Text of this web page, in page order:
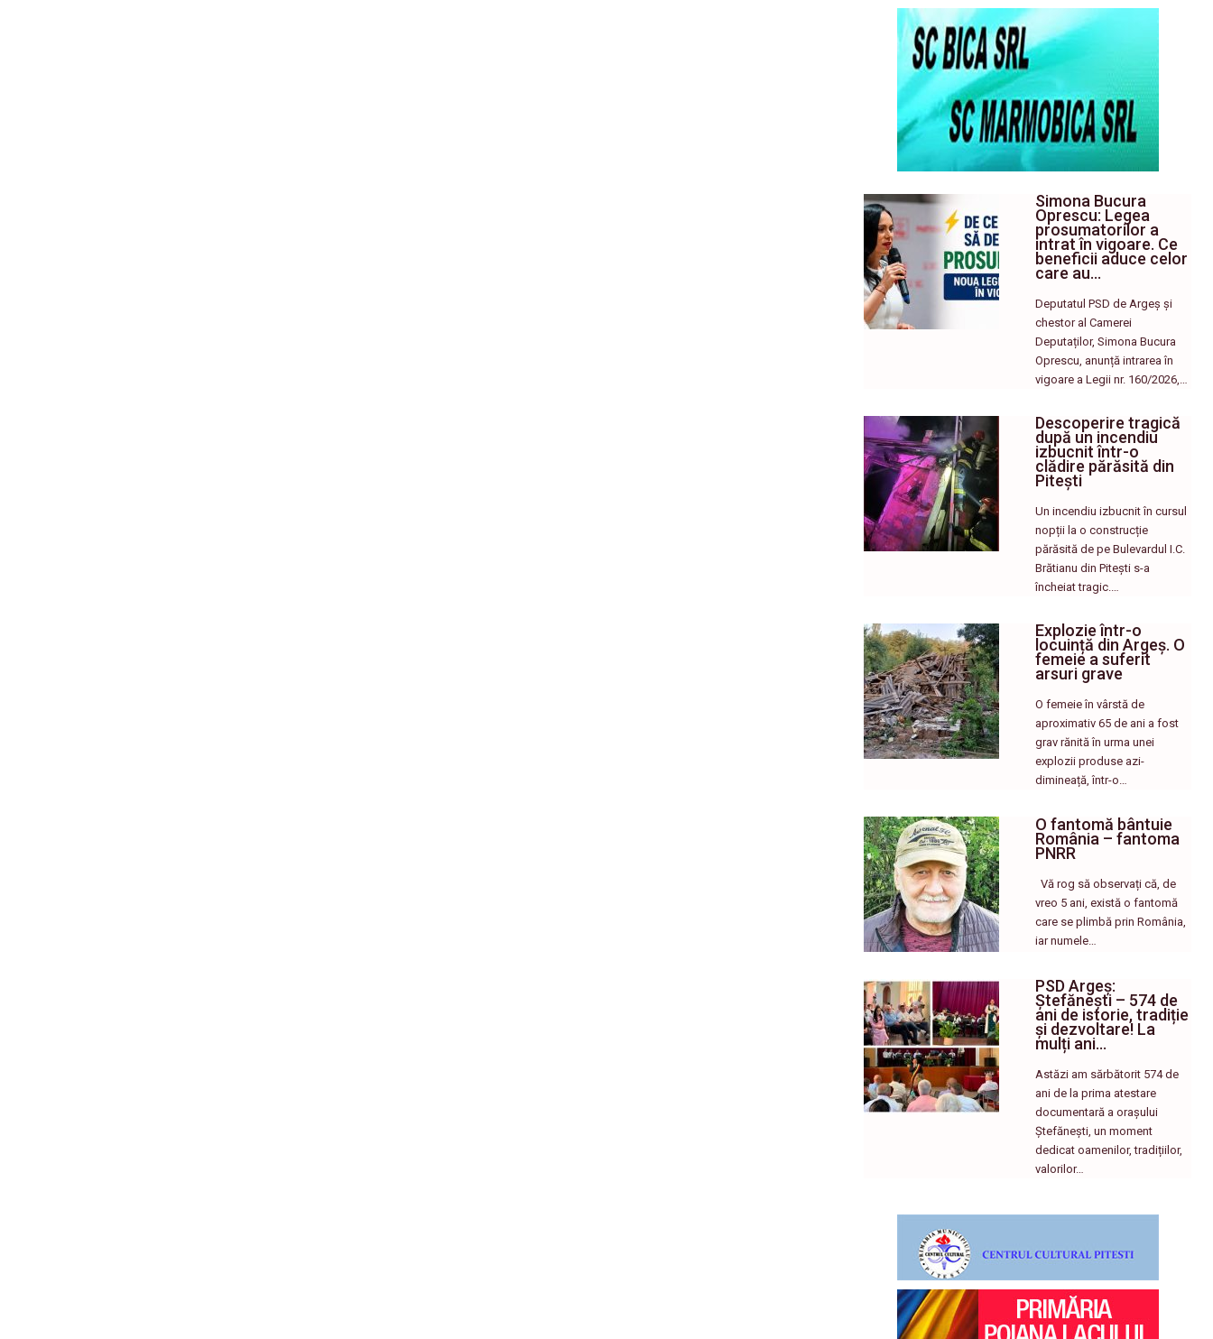
Simona Bucura
Oprescu: Legea
prosumatorilor a
intrat în vigoare. Ce
beneficii aduce celor
care au…
Deputatul PSD de Argeș și
chestor al Camerei
Deputaților, Simona Bucura
Oprescu, anunță intrarea în
vigoare a Legii nr. 160/2026,…
Descoperire tragică
după un incendiu
izbucnit într-o
clădire părăsită din
Pitești
Un incendiu izbucnit în cursul
nopții la o construcție
părăsită de pe Bulevardul I.C.
Brătianu din Pitești s-a
încheiat tragic.…
Explozie într-o
locuință din Argeș. O
femeie a suferit
arsuri grave
O femeie în vârstă de
aproximativ 65 de ani a fost
grav rănită în urma unei
explozii produse azi-
dimineață, într-o…
O fantomă bântuie
România – fantoma
PNRR
Vă rog să observați că, de
vreo 5 ani, există o fantomă
care se plimbă prin România,
iar numele…
PSD Argeș:
Ștefănești – 574 de
ani de istorie, tradiție
și dezvoltare! La
mulți ani…
Astăzi am sărbătorit 574 de
ani de la prima atestare
documentară a orașului
Ștefănești, un moment
dedicat oamenilor, tradițiilor,
valorilor…